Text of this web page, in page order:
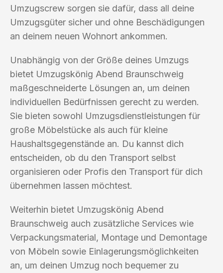
Umzugscrew sorgen sie dafür, dass all deine
Umzugsgüter sicher und ohne Beschädigungen
an deinem neuen Wohnort ankommen.
Unabhängig von der Größe deines Umzugs
bietet Umzugskönig Abend Braunschweig
maßgeschneiderte Lösungen an, um deinen
individuellen Bedürfnissen gerecht zu werden.
Sie bieten sowohl Umzugsdienstleistungen für
große Möbelstücke als auch für kleine
Haushaltsgegenstände an. Du kannst dich
entscheiden, ob du den Transport selbst
organisieren oder Profis den Transport für dich
übernehmen lassen möchtest.
Weiterhin bietet Umzugskönig Abend
Braunschweig auch zusätzliche Services wie
Verpackungsmaterial, Montage und Demontage
von Möbeln sowie Einlagerungsmöglichkeiten
an, um deinen Umzug noch bequemer zu